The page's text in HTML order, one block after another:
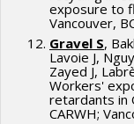
exposure to
Vancouver,
Gravel S,
Lavoie J,
Zayed J,
Workers'
retardants in
CARWH;